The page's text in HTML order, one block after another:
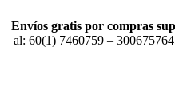
Envíos gratis por compras
al: 60(1) 7460759 –